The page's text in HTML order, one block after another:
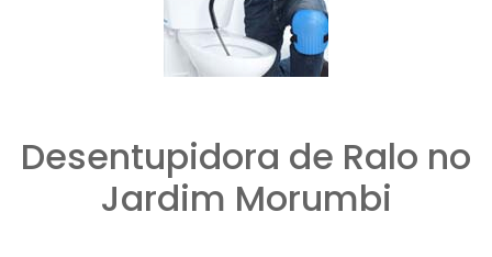
Desentupidora de Ralo no
Jardim Morumbi